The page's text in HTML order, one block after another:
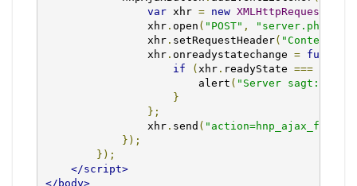
var xhr = new XMLHttpRequest
                xhr
. open ( "POST" , "server.php"
                xhr
. setRequestHeader( "Content-
                xhr
. onreadystatechange =
function
if
( xhr. readyState ===
                        alert
( "Server sagt: "
}
};
                xhr
. send (
});
});
</script>
</body>